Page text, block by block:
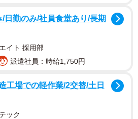
で来る弟を見守るお兄ちゃ
ちゃんもかわいい！」「動きがめ
かけて喜んでいます(笑)。かわいさ
んと黒猫のやまと君の日常につい
さんに話を聞きました。
日勤のみ/社員食堂あり/長期
イト 採用部
派遣社員：時給1,750円
工場での軽作業/2交替/土日
ック